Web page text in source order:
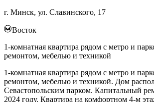
г. Минск, ул. Славинского, 17
Восток
1-комнатная квартира рядом с метро и
ремонтом, мебелью и техникой
1-комнатная квартира рядом с метро и
ремонтом, мебелью и техникой. Дом
Севастопольским парком. Капитальный
2024 году. Квартира на комфортном 4-м